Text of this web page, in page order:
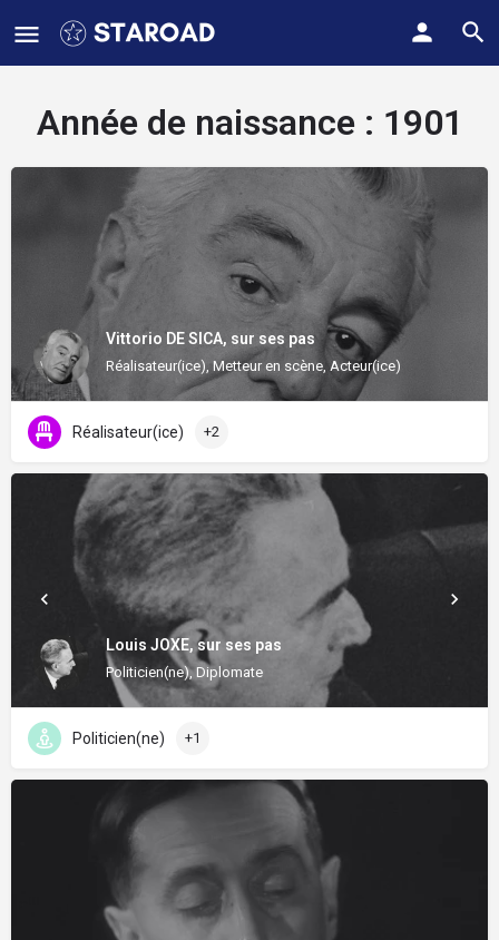
Année de naissance : 1901
Vittorio DE SICA, sur ses pas
Réalisateur(ice), Metteur en scène, Acteur(ice)
Réalisateur(ice) +2
Louis JOXE, sur ses pas
Politicien(ne), Diplomate
Politicien(ne) +1